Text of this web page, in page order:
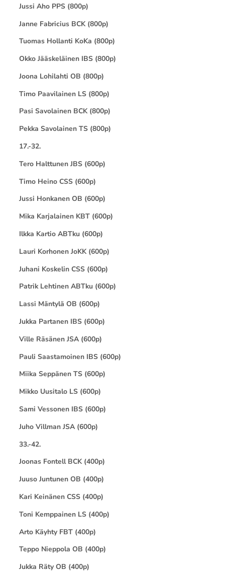
Jussi Aho PPS (800p)
Janne Fabricius BCK (800p)
Tuomas Hollanti KoKa (800p)
Okko Jääskeläinen IBS (800p)
Joona Lohilahti OB (800p)
Timo Paavilainen LS (800p)
Pasi Savolainen BCK (800p)
Pekka Savolainen TS (800p)
17.-32.
Tero Halttunen JBS (600p)
Timo Heino CSS (600p)
Jussi Honkanen OB (600p)
Mika Karjalainen KBT (600p)
Ilkka Kartio ABTku (600p)
Lauri Korhonen JoKK (600p)
Juhani Koskelin CSS (600p)
Patrik Lehtinen ABTku (600p)
Lassi Mäntylä OB (600p)
Jukka Partanen IBS (600p)
Ville Räsänen JSA (600p)
Pauli Saastamoinen IBS (600p)
Miika Seppänen TS (600p)
Mikko Uusitalo LS (600p)
Sami Vessonen IBS (600p)
Juho Villman JSA (600p)
33.-42.
Joonas Fontell BCK (400p)
Juuso Juntunen OB (400p)
Kari Keinänen CSS (400p)
Toni Kemppainen LS (400p)
Arto Käyhty FBT (400p)
Teppo Nieppola OB (400p)
Jukka Räty OB (400p)